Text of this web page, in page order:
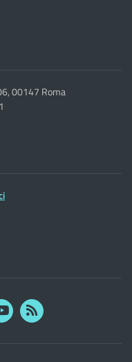
00147 Roma
YouTubeRSS